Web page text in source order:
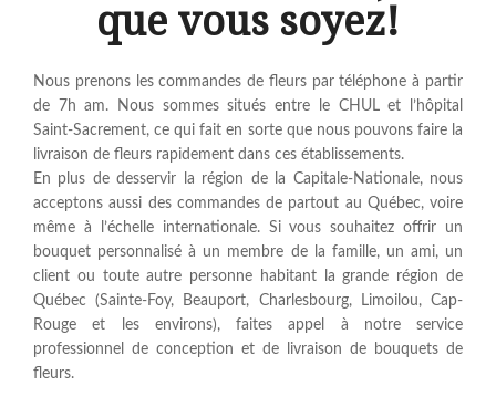
que vous soyez!
Nous prenons les commandes de fleurs par téléphone à partir
de 7h am. Nous sommes situés entre le CHUL et l’hôpital
Saint-Sacrement, ce qui fait en sorte que nous pouvons faire la
livraison de fleurs rapidement dans ces établissements.
En plus de desservir la région de la Capitale-Nationale, nous
acceptons aussi des commandes de partout au Québec, voire
même à l’échelle internationale. Si vous souhaitez offrir un
bouquet personnalisé à un membre de la famille, un ami, un
client ou toute autre personne habitant la grande région de
Québec (Sainte-Foy, Beauport, Charlesbourg, Limoilou, Cap-
Rouge et les environs), faites appel à notre service
professionnel de conception et de livraison de bouquets de
fleurs.